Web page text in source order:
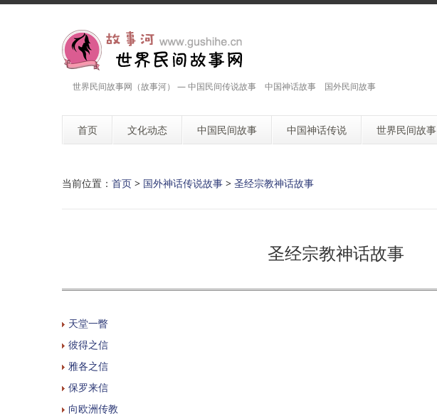
世界民间故事网（故事河） — 中国民间传说故事 中国神话故事 国外民间故事
首页 文化动态 中国民间故事 中国神话传说 世界民间故事
当前位置： 首页 > 国外神话传说故事 > 圣经宗教神话故事
圣经宗教神话故事
天堂一瞥
彼得之信
雅各之信
保罗来信
向欧洲传教